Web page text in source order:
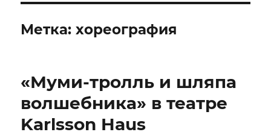
Метка:хореография
«Муми-тролль и шляпа
волшебника» в театре
Karlsson Haus